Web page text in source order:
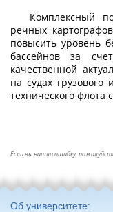
Комплексный
речных
повысить уровень
бассейнов за
качественной
на судах грузового
технического флота
Если вы нашли ошибку,
Об университете